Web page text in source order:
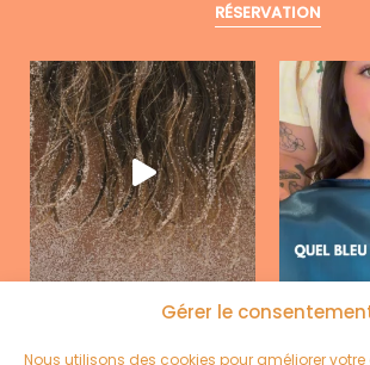
Gérer le
Nous utilisons des cookies pour améliorer votre
RÉSERVATION